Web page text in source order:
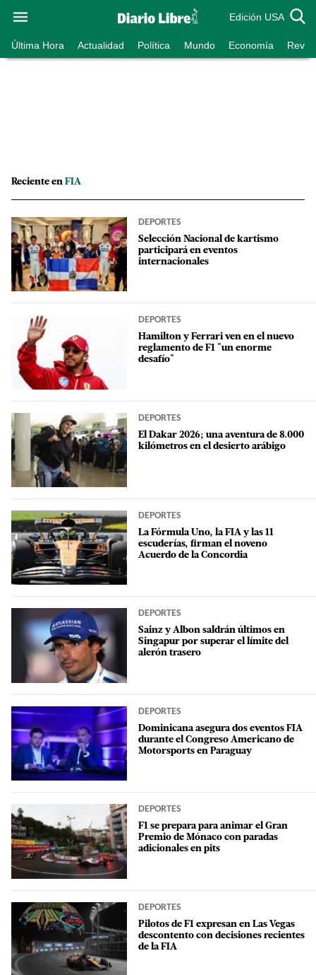
Edición USA
Última Hora Actualidad Política Mundo Economía
Reciente en FIA
DEPORTES
Selección Nacional de kartismo
participará en eventos
internacionales
DEPORTES
Hamilton y Ferrari ven en el nuevo
reglamento de F1 "un enorme
desafío"
DEPORTES
El Dakar 2026; una aventura de 8.000
kilómetros en el desierto arábigo
DEPORTES
La Fórmula Uno, la FIA y las 11
escuderías, firman el noveno
Acuerdo de la Concordia
DEPORTES
Sainz y Albon saldrán últimos en
Singapur por superar el límite del
alerón trasero
DEPORTES
Dominicana asegura dos eventos FIA
durante el Congreso Americano de
Motorsports en Paraguay
DEPORTES
F1 se prepara para animar el Gran
Premio de Mónaco con paradas
adicionales en pits
DEPORTES
Pilotos de F1 expresan en Las Vegas
descontento con decisiones recientes
de la FIA